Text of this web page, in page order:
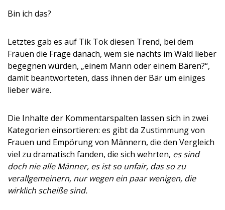
Bin ich das?
Letztes gab es auf Tik Tok diesen Trend, bei dem
Frauen die Frage danach, wem sie nachts im Wald lieber
begegnen würden, „einem Mann oder einem Bären?“,
damit beantworteten, dass ihnen der Bär um einiges
lieber wäre.
Die Inhalte der Kommentarspalten lassen sich in zwei
Kategorien einsortieren: es gibt da Zustimmung von
Frauen und Empörung von Männern, die den Vergleich
viel zu dramatisch fanden, die sich wehrten, es sind
doch nie alle Männer, es ist so unfair, das so zu
verallgemeinern, nur wegen ein paar wenigen, die
wirklich scheiße sind.